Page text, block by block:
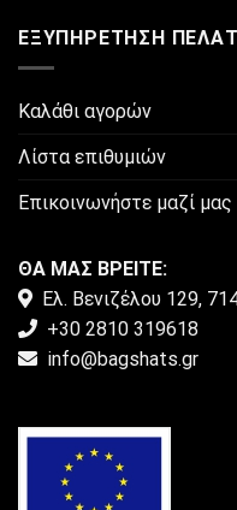
ΕΞΥΠΗΡΈΤΗΣΗ
Καλάθι αγορών
Λίστα επιθυμιών
Επικοινωνήστε μαζί μας
ΘΑ ΜΑΣ ΒΡΕΙΤΕ:
Ελ. Βενιζέλου 129,
+30 2810 319618
info@bagshats.gr